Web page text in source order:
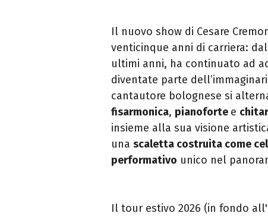
Il nuovo show di Cesare
venticinque anni di carriera:
ultimi anni, ha continuato ad
diventate parte
cantautore bolognese si
fisarmonica, pianoforte e
insieme alla sua visione
una scaletta costruita come
performativo unico nel
Il tour estivo 2026 (in fondo